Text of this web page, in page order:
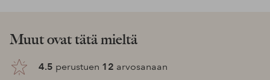
Muut ovat tätä mieltä
4.5 perustuen 12 arvosanaan